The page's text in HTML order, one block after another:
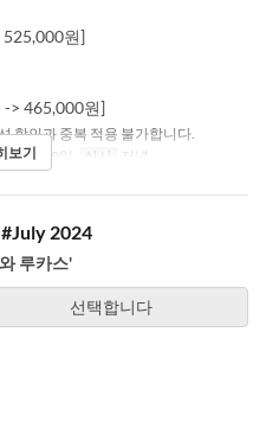
525,000원]
-> 465,000원]
할인과 중복 적용 불가합니다.
2월 29일 식사 저녁
보기
2024
루카스'
선택합니다